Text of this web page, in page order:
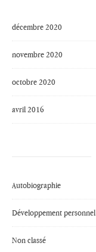
décembre 2020
novembre 2020
octobre 2020
avril 2016
Autobiographie
Développement personnel
Non classé